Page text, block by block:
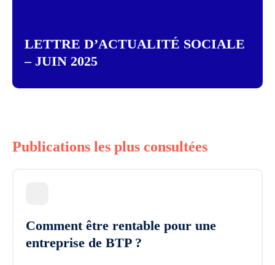
LETTRE D’ACTUALITÉ SOCIALE
– JUIN 2025
Publications les plus consultées
Comment être rentable pour une
entreprise de BTP ?